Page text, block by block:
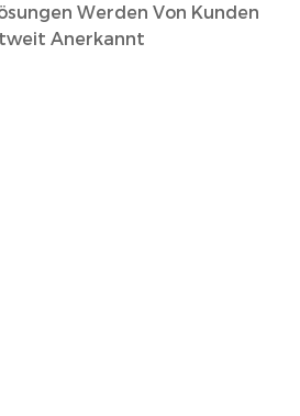
Werden Von Kunden
Anerkannt